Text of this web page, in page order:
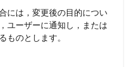
には，変更後の目的につい
ユーザーに通知し，または
ものとします。